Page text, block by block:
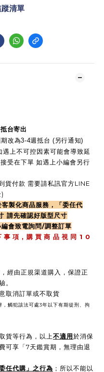
清單
台寄出
改為3-4週抵台 (另行通知)
上不可控因素可能會導致延
受在下單 如遇上小編會另行
貨付款 需要請私訊官方LINE
製化商品服務，「委任代
請先確認好版型尺寸
會致電詢問/調整訂單
事 項 , 購 買 商 品 視 同 1 0
經由正規渠道購入，保證正
。
取消訂單或不取貨
觸犯該法可處3年以下有期徒刑、拘
貨等行為，以上不適用於消保
可享「7天鑑賞期，無理由退
委任代購」之行為 ；所以不能以